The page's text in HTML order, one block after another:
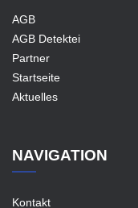
AGB
AGB Detektei
Partner
Startseite
Aktuelles
NAVIGATION
Kontakt